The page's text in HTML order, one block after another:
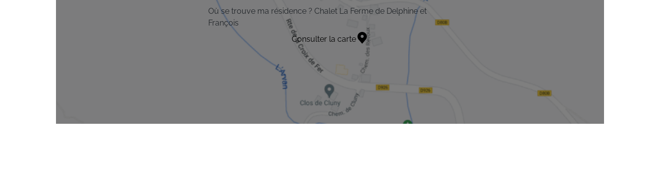
Où se trouve ma résidence ? Chalet La Ferme de Delphine et
François
Consulter la carte